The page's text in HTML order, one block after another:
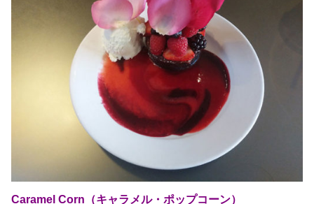
Caramel Corn（キャラメル・ポップコーン）